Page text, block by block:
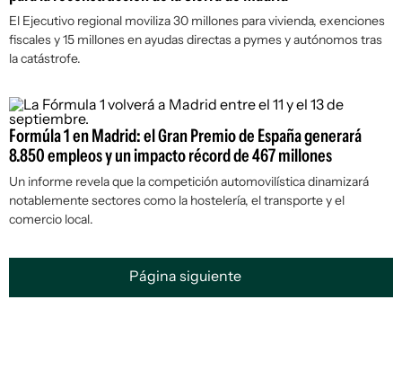
El Ejecutivo regional moviliza 30 millones para vivienda, exenciones
fiscales y 15 millones en ayudas directas a pymes y autónomos tras
la catástrofe.
Formúla 1 en Madrid: el Gran Premio de España generará
8.850 empleos y un impacto récord de 467 millones
Un informe revela que la competición automovilística dinamizará
notablemente sectores como la hostelería, el transporte y el
comercio local.
Página siguiente